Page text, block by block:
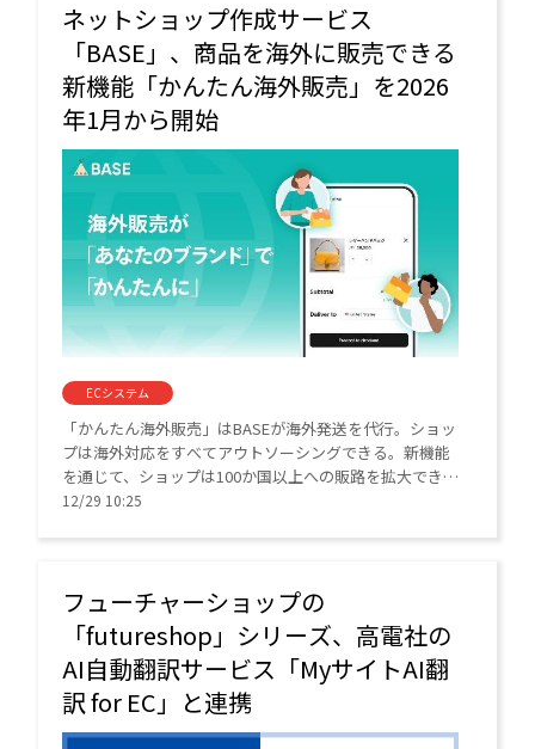
ネットショップ作成サービス
「BASE」、商品を海外に販売できる
新機能「かんたん海外販売」を2026
年1月から開始
ECシステム
「かんたん海外販売」はBASEが海外発送を代行。ショッ
プは海外対応をすべてアウトソーシングできる。新機能
を通じて、ショップは100か国以上への販路を拡大でき
る。
12/29 10:25
フューチャーショップの
「futureshop」シリーズ、高電社の
AI自動翻訳サービス「MyサイトAI翻
訳 for EC」と連携